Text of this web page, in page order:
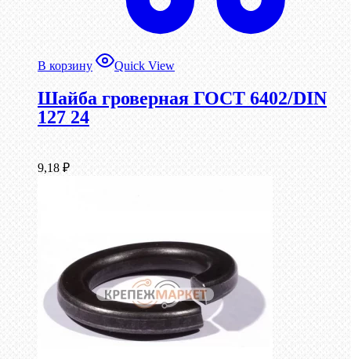
В корзину Quick View
Шайба гроверная ГОСТ 6402/DIN
127 24
9,18 ₽